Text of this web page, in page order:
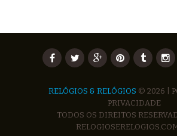
RELÓGIOS & RELÓGIOS © 2026 |
PRIVACIDADE
TODOS OS DIREITOS